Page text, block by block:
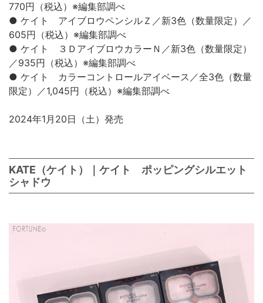
770円（税込）※編集部調べ
● ケイト アイブロウペンシルＺ／新3色（数量限定）／
605円（税込）※編集部調べ
● ケイト ３ＤアイブロウカラーＮ／新3色（数量限定）
／935円（税込）※編集部調べ
● ケイト カラーコントロールアイベース／全3色（数量
限定）／1,045円（税込）※編集部調べ
2024年1月20日（土）発売
KATE（ケイト）｜ケイト ポッピングシルエット
シャドウ